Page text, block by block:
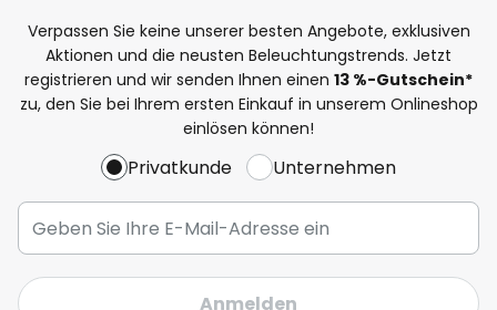
Verpassen Sie keine unserer besten Angebote, exklusiven
Aktionen und die neusten Beleuchtungstrends. Jetzt
registrieren und wir senden Ihnen einen 13 %-Gutschein*
zu, den Sie bei Ihrem ersten Einkauf in unserem Onlineshop
einlösen können!
Privatkunde Unternehmen
Anmelden